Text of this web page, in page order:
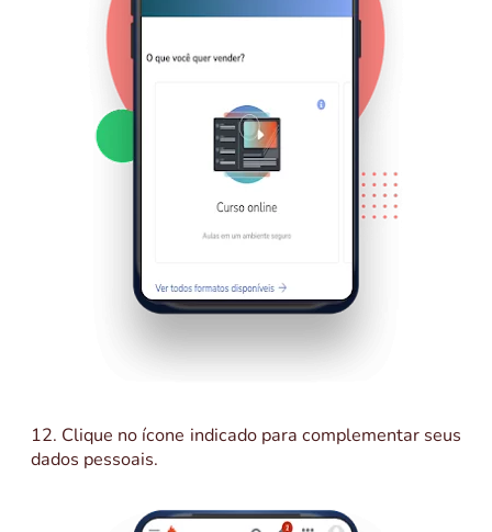
12. Clique no ícone indicado para complementar seus
dados pessoais.